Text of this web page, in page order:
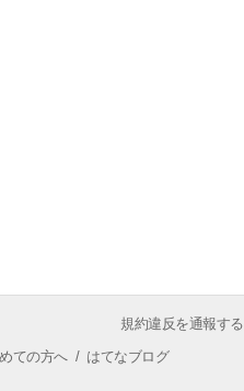
規約違反を通報する
ての方へ/ はてなブログ